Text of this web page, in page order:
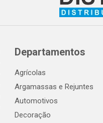
Departamentos
Agrícolas
Argamassas e Rejuntes
Automotivos
Decoração